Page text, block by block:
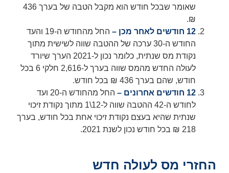
שאומר שבכל חודש הוא מקבל הטבה של בערך 436
₪.
12 חודשים לאחר מכן –
החל מהחודש ה-19 והעד
החודש ה-30 ערכה של ההטבה שווה לשישית מתוך
נקודת מס שנתית, כלומר נכון ל-2021 הערך שיורד
לעולה החדש מהמס שווה בערך ל-2,616 חלקי 6 בכל
חודש, שהם בערך 436 ₪ בכל חודש.
12 חודשים אחרונים –
החל מהחודש ה-20 ועד
לחודש ה-42 ההטבה שווה ל-12\1 מתוך נקודת זיכוי
שנתית שהיא בעצם נקודת זיכוי אחת בכל חודש, בערך
218 ₪ בכל חודש נכון לשנת 2021.
החזרי מס לעולה חדש